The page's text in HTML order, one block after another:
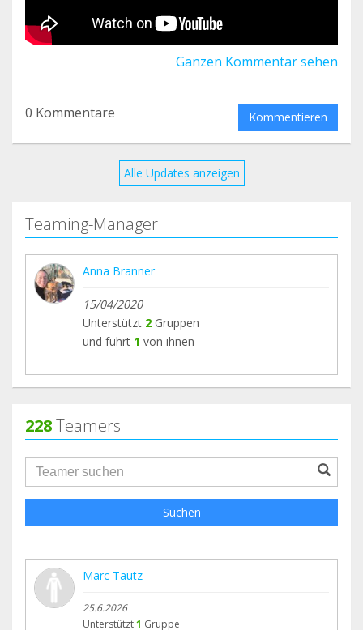
Ganzen Kommentar sehen
0 Kommentare Kommentieren
Alle Updates anzeigen
Teaming-Manager
Anna Branner
15/04/2020
Unterstützt 2 Gruppen
und führt 1 von ihnen
228Teamers
groupProfile.searchForm.search.text???
Suchen
Marc Tautz
25.6.2026
Unterstützt1 Gruppe